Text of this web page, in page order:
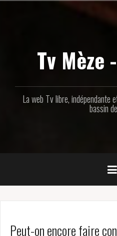
Tv Mèze
La web Tv libre, indépendante
bassin
Peut-on encore faire